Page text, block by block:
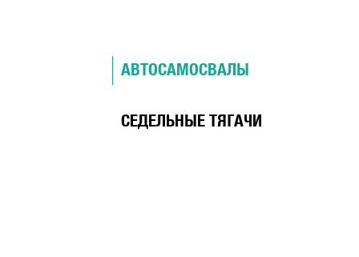
АВТОСАМОСВАЛЫ
СЕДЕЛЬНЫЕ ТЯГАЧИ